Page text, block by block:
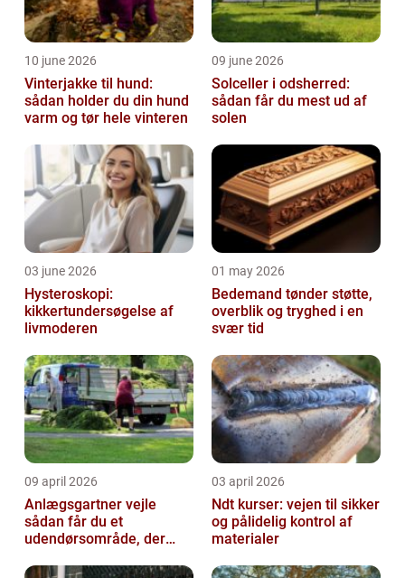
10 june 2026
Vinterjakke til hund:
sådan holder du din hund
varm og tør hele vinteren
09 june 2026
Solceller i odsherred:
sådan får du mest ud af
solen
03 june 2026
Hysteroskopi:
kikkertundersøgelse af
livmoderen
01 may 2026
Bedemand tønder støtte,
overblik og tryghed i en
svær tid
09 april 2026
Anlægsgartner vejle
sådan får du et
udendørsområde, der
03 april 2026
Ndt kurser: vejen til sikker
og pålidelig kontrol af
materialer